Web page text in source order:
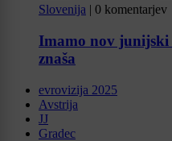
Slovenija | 0 komentarjev
Imamo nov
znaša
evrovizija 2025
Avstrija
JJ
Gradec